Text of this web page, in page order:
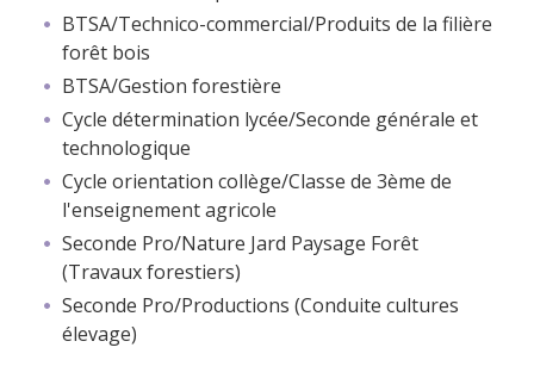
BTSA/Technico-commercial/Produits de la filière
forêt bois
BTSA/Gestion forestière
Cycle détermination lycée/Seconde générale et
technologique
Cycle orientation collège/Classe de 3ème de
l'enseignement agricole
Seconde Pro/Nature Jard Paysage Forêt
(Travaux forestiers)
Seconde Pro/Productions (Conduite cultures
élevage)